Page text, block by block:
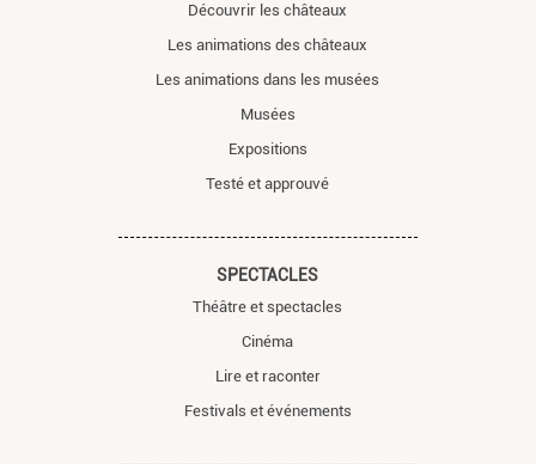
Découvrir les châteaux
Les animations des châteaux
Les animations dans les musées
Musées
Expositions
Testé et approuvé
SPECTACLES
Théâtre et spectacles
Cinéma
Lire et raconter
Festivals et événements